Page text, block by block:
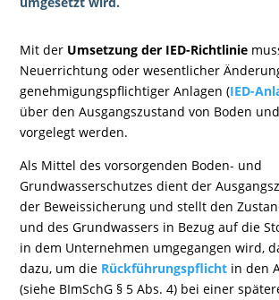
Mit der Umsetzung der IED-Richtlinie
Neuerrichtung oder wesentlicher
genehmigungs­pflichtiger Anlagen (IED-
über den Ausgangszustand von Boden
vorgelegt werden.
Als Mittel des vorsorgenden Boden- und
Grundwasserschutzes dient der
der Beweissicherung und stellt den
und des Grundwassers in Bezug auf die
in dem Unternehmen umgegangen wird,
dazu, um die Rückführungspflicht in den
(siehe BImSchG § 5 Abs. 4) bei einer